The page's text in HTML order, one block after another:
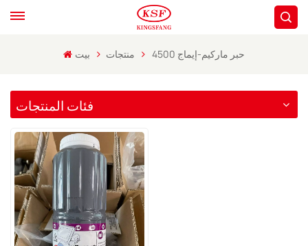
بيت منتجات حبر ماركيم-إيماج 4500
فئات المنتجات